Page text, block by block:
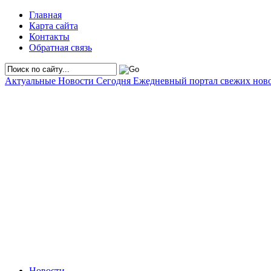
Главная
Карта сайта
Контакты
Обратная связь
Актуальные Новости Сегодня Ежедневный портал свежих